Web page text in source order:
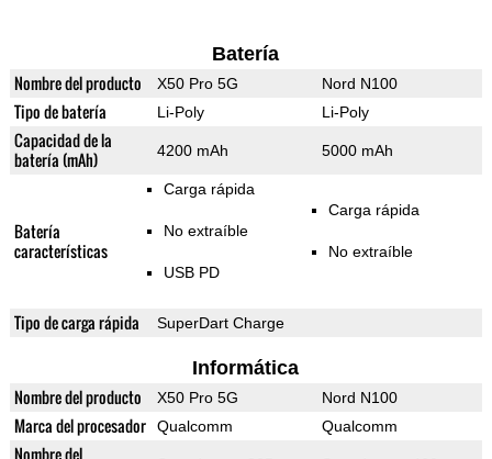
Batería
Nombre del producto X50 Pro 5G Nord N100
Tipo de batería Li-Poly Li-Poly
Capacidad de la
batería (mAh)
4200 mAh 5000 mAh
Batería
características
Carga rápida
No extraíble
USB PD
Carga rápida
No extraíble
Tipo de carga rápida SuperDart Charge
Informática
Nombre del producto X50 Pro 5G Nord N100
Marca del procesador Qualcomm Qualcomm
Nombre del